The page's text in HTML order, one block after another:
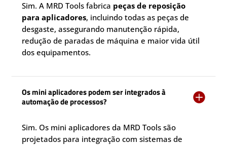
Sim. A MRD Tools fabrica peças de reposição
para aplicadores, incluindo todas as peças de
desgaste, assegurando manutenção rápida,
redução de paradas de máquina e maior vida útil
dos equipamentos.
Os mini aplicadores podem ser integrados à
automação de processos?

Sim. Os mini aplicadores da MRD Tools são
projetados para integração com sistemas de